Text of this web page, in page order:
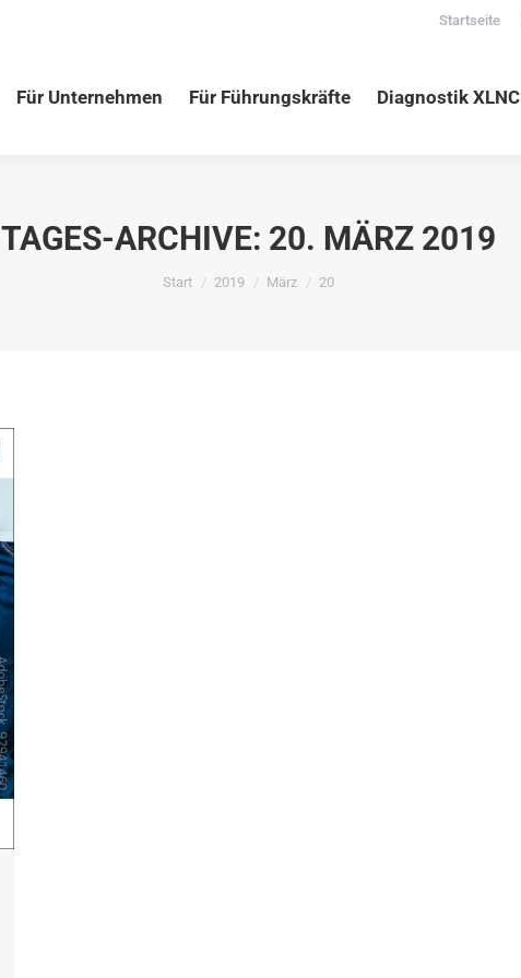
Startseite
Für Unternehmen Für Führungskräfte Diagnostik XLNC
TAGES-ARCHIVE: 20. MÄRZ 2019
Sie befinden sich hier:
Start 2019 März 20